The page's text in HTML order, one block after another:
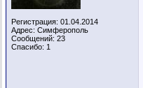
Регистрация: 01.04.2014
Адрес: Симферополь
Сообщений: 23
Спасибо: 1